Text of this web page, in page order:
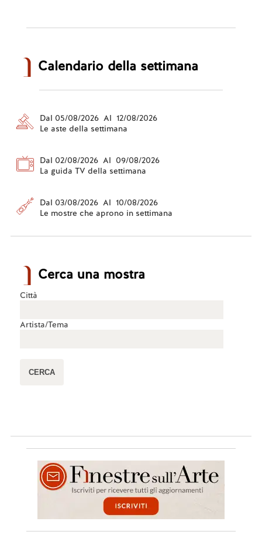
Calendario della settimana
Dal 05/08/2026 Al 12/08/2026
Le aste della settimana
Dal 02/08/2026 Al 09/08/2026
La guida TV della settimana
Dal 03/08/2026 Al 10/08/2026
Le mostre che aprono in settimana
Cerca una mostra
Città
Artista/Tema